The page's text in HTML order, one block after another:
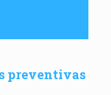
preventivas